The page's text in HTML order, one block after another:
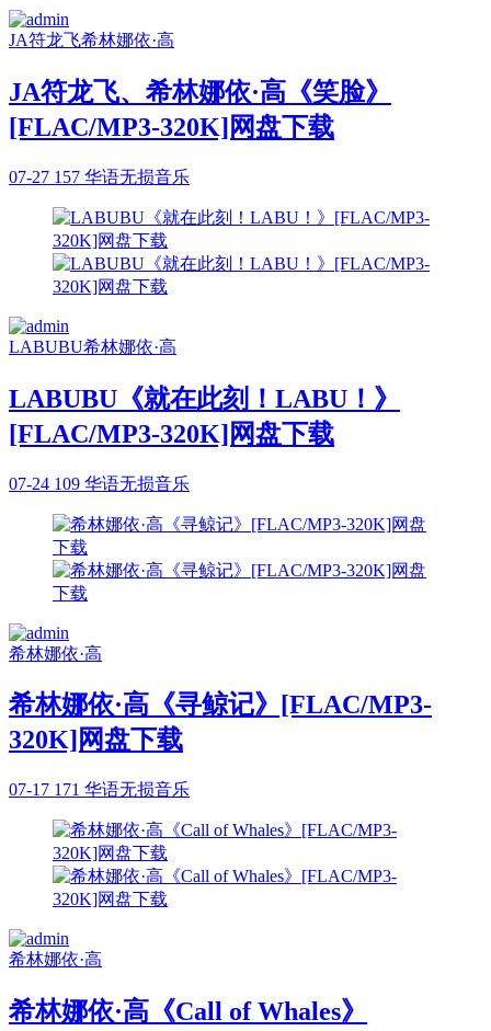
JA符龙飞希林娜依·高
JA符龙飞、希林娜依·高《笑脸》
[FLAC/MP3-320K]网盘下载
07-27 157 华语无损音乐
LABUBU希林娜依·高
LABUBU《就在此刻！LABU！》
[FLAC/MP3-320K]网盘下载
07-24 109 华语无损音乐
希林娜依·高
希林娜依·高《寻鲸记》[FLAC/MP3-
320K]网盘下载
07-17 171 华语无损音乐
希林娜依·高
希林娜依·高《Call of Whales》